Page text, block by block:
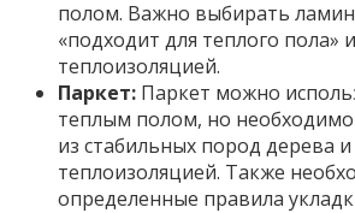
полом. Важно выбирать
«подходит для теплого пола»
теплоизоляцией.
Паркет: Паркет можно
теплым полом, но
из стабильных пород дерева и
теплоизоляцией. Также
определенные правила